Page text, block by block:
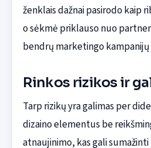
ženklais dažnai pasirodo kaip
o sėkmė priklauso nuo
bendrų marketingo kampanijų
Rinkos rizikos ir
Tarp rizikų yra galimas per
dizaino elementus be
atnaujinimo, kas gali